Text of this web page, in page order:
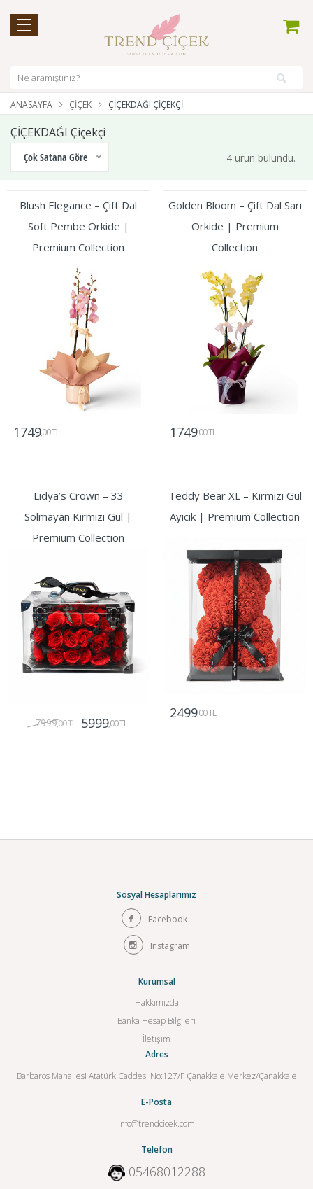
ANASAYFA ÇIÇEK ÇİÇEKDAĞI ÇIÇEKÇI
ÇİÇEKDAĞI Çiçekçi
Çok Satana Göre 4 ürün bulundu.
Blush Elegance – Çift Dal
Soft Pembe Orkide |
Premium Collection
1749,00 TL
Golden Bloom – Çift Dal Sarı
Orkide | Premium
Collection
1749,00 TL
Lidya’s Crown – 33
Solmayan Kırmızı Gül |
Premium Collection
7999,00 TL 5999,00 TL
Teddy Bear XL – Kırmızı Gül
Ayıcık | Premium Collection
2499,00 TL
Sosyal Hesaplarımız
Facebook
Instagram
Kurumsal
Hakkımızda
Banka Hesap Bilgileri
İletişim
Adres
Barbaros Mahallesi Atatürk Caddesi No:127/F Çanakkale Merkez/Çanakkale
E-Posta
info@trendcicek.com
Telefon
05468012288